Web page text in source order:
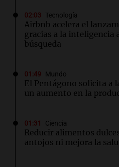
02:03 Tecnología
Airbnb acelera el
gracias a la inteligencia
búsqueda
01:49 Mundo
El Pentágono solicita a
un aumento en la
01:31 Ciencia
Reducir alimentos
antojos ni mejora la